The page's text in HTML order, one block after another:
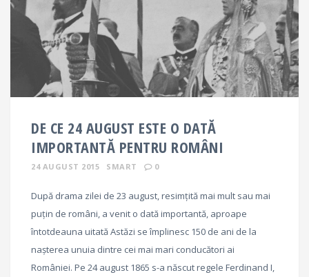
DE CE 24 AUGUST ESTE O DATĂ
IMPORTANTĂ PENTRU ROMÂNI
24 AUGUST 2015 SMART 0
După drama zilei de 23 august, resimțită mai mult sau mai
puțin de români, a venit o dată importantă, aproape
întotdeauna uitată Astăzi se împlinesc 150 de ani de la
nașterea unuia dintre cei mai mari conducători ai
României. Pe 24 august 1865 s-a născut regele Ferdinand I,